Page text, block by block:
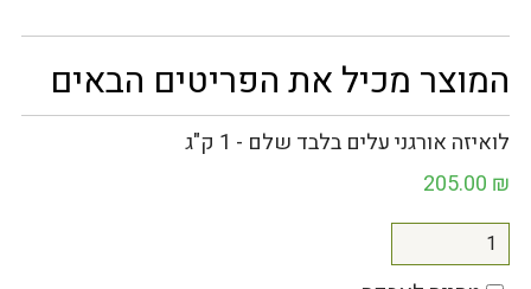
המוצר מכיל את הפריטים הבאים
לואיזה אורגני עלים בלבד שלם - 1 ק"ג
205.00 ₪